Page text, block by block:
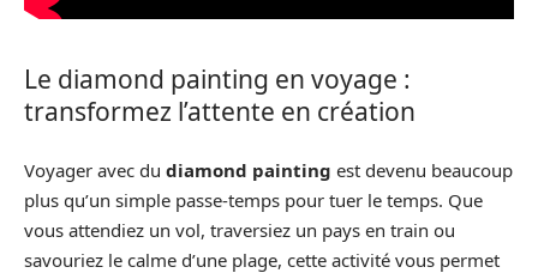
Le diamond painting en voyage :
transformez l’attente en création
Voyager avec du diamond painting est devenu beaucoup
plus qu’un simple passe-temps pour tuer le temps. Que
vous attendiez un vol, traversiez un pays en train ou
savouriez le calme d’une plage, cette activité vous permet